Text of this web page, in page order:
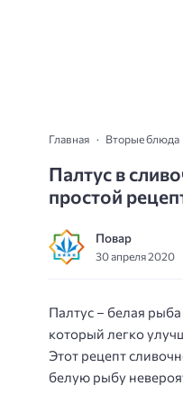
Главная Вторые блюда
Палтус в
простой
Повар
30 апреля 2020
Палтус – белая
который легко
Этот рецепт
белую рыбу